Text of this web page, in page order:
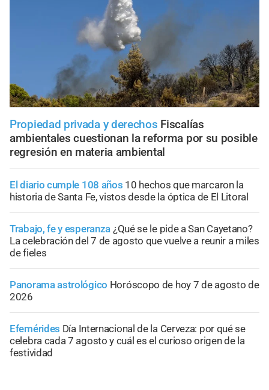
Propiedad privada y derechos Fiscalías
ambientales cuestionan la reforma por su posible
regresión en materia ambiental
El diario cumple 108 años 10 hechos que marcaron la
historia de Santa Fe, vistos desde la óptica de El Litoral
Trabajo, fe y esperanza ¿Qué se le pide a San Cayetano?
La celebración del 7 de agosto que vuelve a reunir a miles
de fieles
Panorama astrológico Horóscopo de hoy 7 de agosto de
2026
Efemérides Día Internacional de la Cerveza: por qué se
celebra cada 7 agosto y cuál es el curioso origen de la
festividad